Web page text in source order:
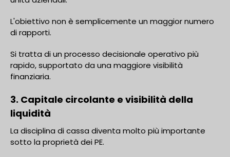
L'obiettivo non è semplicemente un maggior numero
di rapporti.
Si tratta di un processo decisionale operativo più
rapido, supportato da una maggiore visibilità
finanziaria.
3. Capitale circolante e visibilità della
liquidità
La disciplina di cassa diventa molto più importante
sotto la proprietà dei PE.